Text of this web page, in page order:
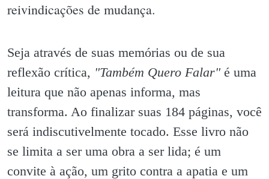
reivindicações de mudança.
Seja através de suas memórias ou de sua
reflexão crítica, "Também Quero Falar"é uma
leitura que não apenas informa, mas
transforma. Ao finalizar suas 184 páginas, você
será indiscutivelmente tocado. Esse livro não
se limita a ser uma obra a ser lida; é um
convite à ação, um grito contra a apatia e um